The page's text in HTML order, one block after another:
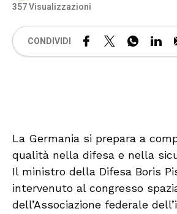
357 Visualizzazioni
CONDIVIDI
La Germania si prepara a
qualità nella difesa e nella
Il ministro della Difesa Boris
intervenuto al congresso
dell’Associazione federale